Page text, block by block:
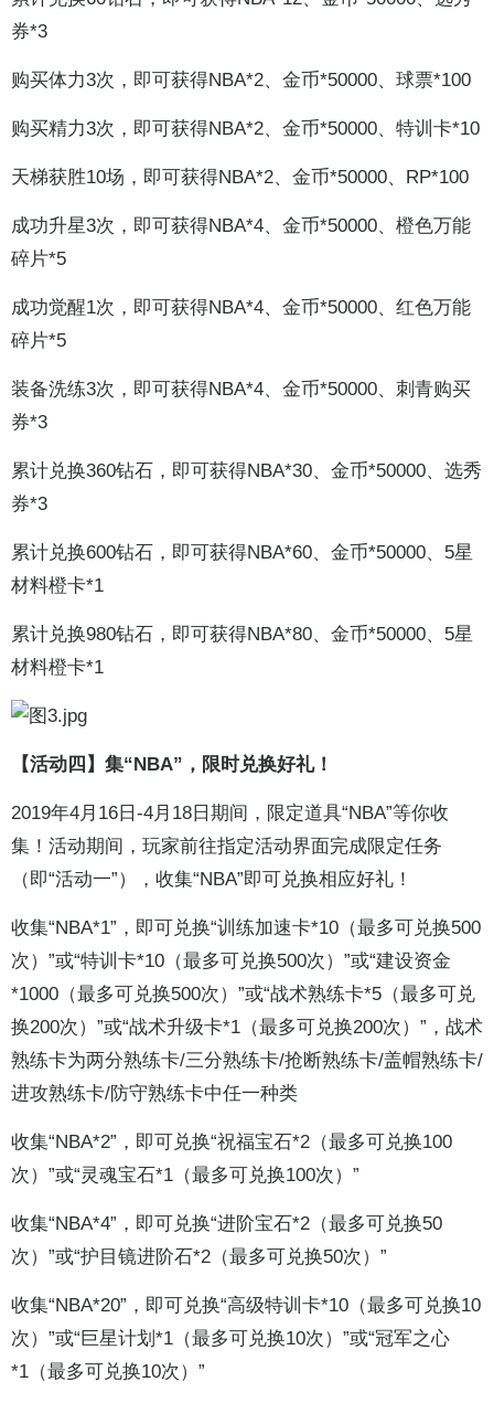
券*3
购买体力3次，即可获得NBA*2、金币*50000、球票*100
购买精力3次，即可获得NBA*2、金币*50000、特训卡*10
天梯获胜10场，即可获得NBA*2、金币*50000、RP*100
成功升星3次，即可获得NBA*4、金币*50000、橙色万能
碎片*5
成功觉醒1次，即可获得NBA*4、金币*50000、红色万能
碎片*5
装备洗练3次，即可获得NBA*4、金币*50000、刺青购买
券*3
累计兑换360钻石，即可获得NBA*30、金币*50000、选秀
券*3
累计兑换600钻石，即可获得NBA*60、金币*50000、5星
材料橙卡*1
累计兑换980钻石，即可获得NBA*80、金币*50000、5星
材料橙卡*1
【活动四】集“NBA”，限时兑换好礼！
2019年4月16日-4月18日期间，限定道具“NBA”等你收
集！活动期间，玩家前往指定活动界面完成限定任务
（即“活动一”），收集“NBA”即可兑换相应好礼！
收集“NBA*1”，即可兑换“训练加速卡*10（最多可兑换500
次）”或“特训卡*10（最多可兑换500次）”或“建设资金
*1000（最多可兑换500次）”或“战术熟练卡*5（最多可兑
换200次）”或“战术升级卡*1（最多可兑换200次）”，战术
熟练卡为两分熟练卡/三分熟练卡/抢断熟练卡/盖帽熟练卡/
进攻熟练卡/防守熟练卡中任一种类
收集“NBA*2”，即可兑换“祝福宝石*2（最多可兑换100
次）”或“灵魂宝石*1（最多可兑换100次）”
收集“NBA*4”，即可兑换“进阶宝石*2（最多可兑换50
次）”或“护目镜进阶石*2（最多可兑换50次）”
收集“NBA*20”，即可兑换“高级特训卡*10（最多可兑换10
次）”或“巨星计划*1（最多可兑换10次）”或“冠军之心
*1（最多可兑换10次）”